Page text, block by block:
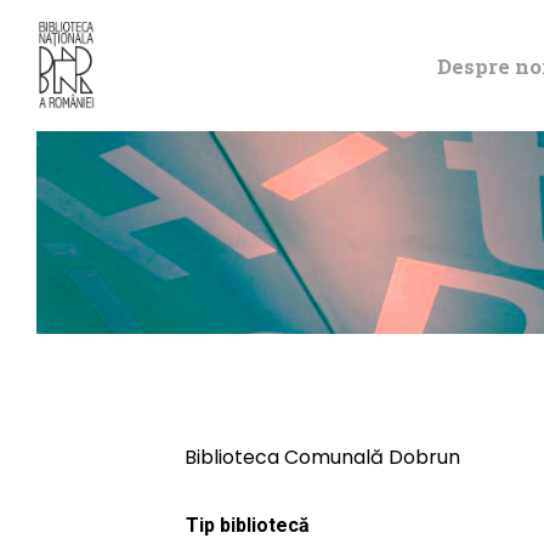
Despre
Biblioteca Comunală Dobrun
Tip bibliotecă